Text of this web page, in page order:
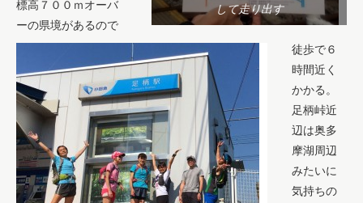
して走り出す
標高７００ｍオーバ
ーの県境があるので
徒歩で６
時間近く
かかる。
足柄峠近
辺は奥多
摩湖周辺
みたいに
気持ちの